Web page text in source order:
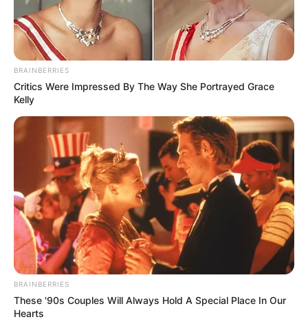
BRAINBERRIES
Critics Were Impressed By The Way She Portrayed Grace
Kelly
BRAINBERRIES
These '90s Couples Will Always Hold A Special Place In Our
Hearts